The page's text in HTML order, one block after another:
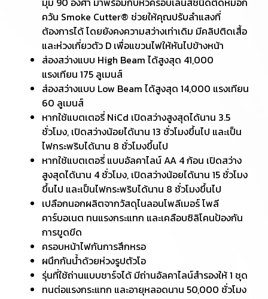
ควัน Smoke Cutter® ช่วยให้คุณปรับลำแสงที่
ต้องการได้ โดยยังคงความสว่างเท่าเดิม มีคลิปติดเสื้อ
และห่วงเกี่ยวตัว D เพื่อแขวนไฟให้หันไปข้างหน้า
ส่องสว่างแบบ High Beam ได้สูงสุด 41,000
แรงเทียน 175 ลูเมนส์
ส่องสว่างแบบ Low Beam ได้สูงสุด 14,000 แรงเทียน
60 ลูเมนส์
หากใช้แบตเตอรี่ NiCd เปิดสว่างสูงสุดได้นาน 3.5
ชั่วโมง, เปิดสว่างน้อยได้นาน 13 ชั่วโมงขึ้นไป และเป็น
ไฟกระพริบได้นาน 8 ชั่วโมงขึ้นไป
หากใช้แบตเตอรี่ แบบอัลคาไลน์ AA 4 ก้อน เปิดสว่าง
สูงสุดได้นาน 4 ชั่วโมง, เปิดสว่างน้อยได้นาน 15 ชั่วโมง
ขึ้นไป และเป็นไฟกระพริบได้นาน 8 ชั่วโมงขึ้นไป
เปลือกนอกผลิตจากวัสดุไนลอนโพลีเมอร์ โพลี
คาร์บอเนต ทนแรงกระแทก และเคลือบซิลิโคนป้องกัน
การขูดขีด
ครอบหน้าไฟกันการสึกหรอ
ผนึกกันน้ำด้วยห่วงรูปตัวโอ
รุ่นที่ใช้ถ่านแบบชาร์จได้ มีถ่านอัลคาไลน์สำรองให้ 1 ชุด
ทนต่อแรงกระแทก และอายุหลอดนาน 50,000 ชั่วโมง